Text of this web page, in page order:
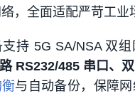
络，全面适配严苛工业
持 5G SA/NSA 双
RS232/485 串口、
与自动备份，保障